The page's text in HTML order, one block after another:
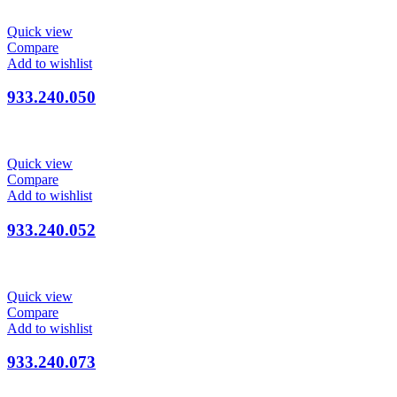
Quick view
Compare
Add to wishlist
933.240.050
Quick view
Compare
Add to wishlist
933.240.052
Quick view
Compare
Add to wishlist
933.240.073